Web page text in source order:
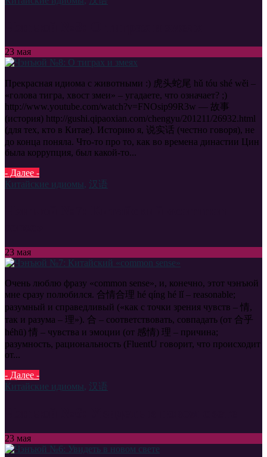
23 мая
Прекрасная идиома с животными :) 虎头蛇尾 hǔ tóu shé wěi –
«голова тигра, хвост змеи» – угадаете, что означает? ;)
http://www.youtube.com/watch?v=FNOsip99R3w — 故事
(история) http://gushi.qipaoxian.com/chengyu/201211/26932.html
(для тех, кто в Китае). Историю я, 说实话 (честно говоря), не
до конца поняла. Что-то про то, как во времена династии Цин
была коррупция, был какой-то...
- Далее -
Китайские идиомы, 汉语
23 мая
Очень люблю фразу «common sense», и, конечно, этот чэнъюй
мне сразу полюбился. 合情合理 hé qíng hé lǐ – reasonable;
разумный и справедливый («как с точки зрения чувств – 情,
так и разума – 理»). 合 – соответствовать, совпадать (от 合乎
héhū) 情 – чувства и эмоции (от 感情) 理 – причина;
разумность, рациональность (FluentU говорит, что происходит
от...
- Далее -
Китайские идиомы, 汉语
23 мая